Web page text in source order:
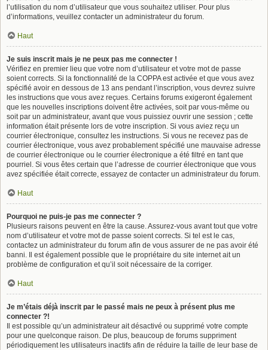
l’utilisation du nom d’utilisateur que vous souhaitez utiliser. Pour plus
d’informations, veuillez contacter un administrateur du forum.
Haut
Je suis inscrit mais je ne peux pas me connecter !
Vérifiez en premier lieu que votre nom d’utilisateur et votre mot de passe
soient corrects. Si la fonctionnalité de la COPPA est activée et que vous avez
spécifié avoir en dessous de 13 ans pendant l’inscription, vous devrez suivre
les instructions que vous avez reçues. Certains forums exigeront également
que les nouvelles inscriptions doivent être activées, soit par vous-même ou
soit par un administrateur, avant que vous puissiez ouvrir une session ; cette
information était présente lors de votre inscription. Si vous aviez reçu un
courrier électronique, consultez les instructions. Si vous ne recevez pas de
courrier électronique, vous avez probablement spécifié une mauvaise adresse
de courrier électronique ou le courrier électronique a été filtré en tant que
pourriel. Si vous êtes certain que l’adresse de courrier électronique que vous
avez spécifiée était correcte, essayez de contacter un administrateur du forum.
Haut
Pourquoi ne puis-je pas me connecter ?
Plusieurs raisons peuvent en être la cause. Assurez-vous avant tout que votre
nom d’utilisateur et votre mot de passe soient corrects. Si tel est le cas,
contactez un administrateur du forum afin de vous assurer de ne pas avoir été
banni. Il est également possible que le propriétaire du site internet ait un
problème de configuration et qu’il soit nécessaire de la corriger.
Haut
Je m’étais déjà inscrit par le passé mais ne peux à présent plus me
connecter ?!
Il est possible qu’un administrateur ait désactivé ou supprimé votre compte
pour une quelconque raison. De plus, beaucoup de forums suppriment
périodiquement les utilisateurs inactifs afin de réduire la taille de leur base de